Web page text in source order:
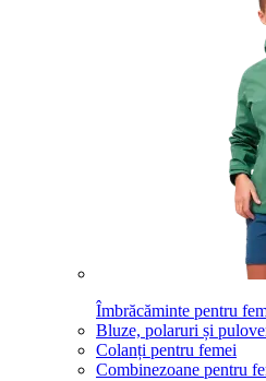
Îmbrăcăminte pentru
Bluze, polaruri și
Colanți pentru femei
Combinezoane pentru